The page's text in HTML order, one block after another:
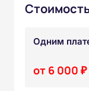
Одним
от 6 000 ₽